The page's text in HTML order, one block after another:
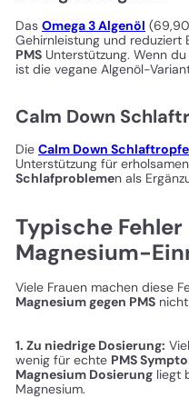
Das Omega 3 Algenöl
Gehirnleistung und reduziert
PMS Unterstützung. Wenn du
ist die vegane Algenöl-
Calm Down
Die Calm Down
Unterstützung für
Schlafproblemen als
Typische
Magnesium-
Viele Frauen machen diese
Magnesium gegen PMS
1. Zu niedrige Dosierung:
wenig für echte PMS
Magnesium Dosierung liegt
Magnesium.